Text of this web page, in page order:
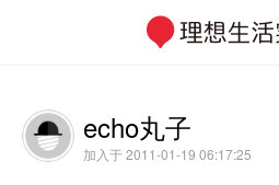
echo丸子
加入于 2011-01-19 06:17:25